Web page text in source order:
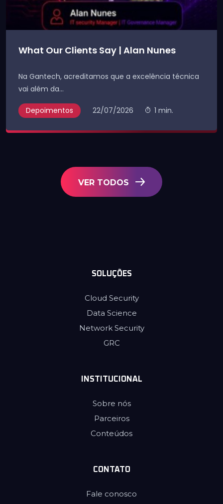
What Our Clients Say | Alan Nunes
Na Gantech, acreditamos que a excelência técnica
vai além da...
Depoimentos 22/07/2026 1 min.
VER TODOS
SOLUÇÕES
Cloud Security
Data Science
Network Security
GRC
INSTITUCIONAL
Sobre nós
Parceiros
Conteúdos
CONTATO
Fale conosco